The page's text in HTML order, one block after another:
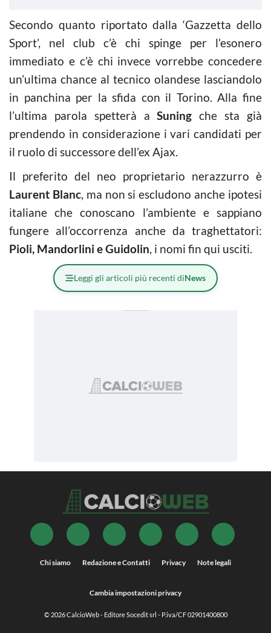
Secondo quanto riportato dalla ‘Gazzetta dello
Sport’, nel club c’è chi spinge per l’esonero
immediato e c’è chi invece vorrebbe concedere
un’ultima chance al tecnico olandese lasciandolo
in panchina per la sfida con il Torino. Alla fine
l’ultima parola spetterà aSuning che sta già
prendendo in considerazione i vari candidati per
il ruolo di successore dell’ex Ajax.
Il preferito del neo proprietario nerazzurro è
Laurent Blanc, ma non si escludono anche ipotesi
italiane che conoscano l’ambiente e sappiano
fungere all’occorrenza anche da traghettatori:
Pioli, Mandorlini e Guidolin, i nomi fin qui usciti.
Leggi gli articoli più recenti diNews
Chi siamo Redazione e Contatti Privacy Note legali
Cambia impostazioni privacy
© 2026CalcioWeb- Editore Socedit srl - P.iva/CF 02901400800